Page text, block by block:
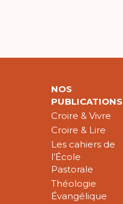
NOS
PUBLICATIONS
Croire & Vivre
Croire & Lire
Les cahiers de
l’École
Pastorale
Théologie
Évangélique